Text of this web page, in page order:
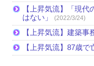
【上昇気流】「現
はない」
(2022/3/24)
【上昇気流】建築事
【上昇気流】87歳